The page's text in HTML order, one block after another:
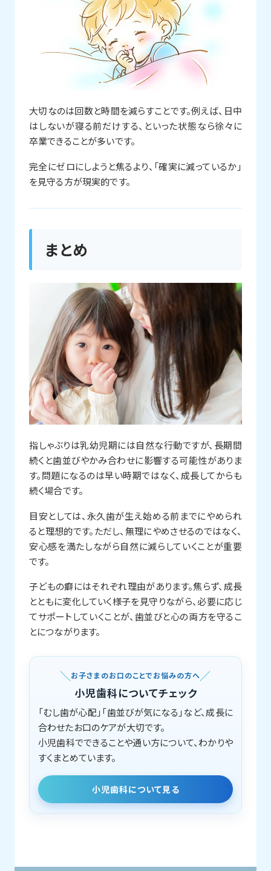
大切なのは回数と時間を減らすことです。例えば、日中
はしないが寝る前だけする、といった状態なら徐々に
卒業できることが多いです。
完全にゼロにしようと焦るより、「確実に減っているか」
を見守る方が現実的です。
まとめ
指しゃぶりは乳幼児期には自然な行動ですが、長期間
続くと歯並びやかみ合わせに影響する可能性がありま
す。問題になるのは早い時期ではなく、成長してからも
続く場合です。
目安としては、永久歯が生え始める前までにやめられ
ると理想的です。ただし、無理にやめさせるのではなく、
安心感を満たしながら自然に減らしていくことが重要
です。
子どもの癖にはそれぞれ理由があります。焦らず、成長
とともに変化していく様子を見守りながら、必要に応じ
てサポートしていくことが、歯並びと心の両方を守るこ
とにつながります。
お子さまのお口のことでお悩みの方へ
小児歯科についてチェック
「むし歯が心配」「歯並びが気になる」など、成長に
合わせたお口のケアが大切です。
小児歯科でできることや通い方について、わかりや
すくまとめています。
小児歯科について見る